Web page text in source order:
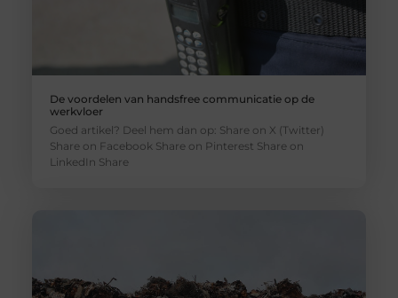
De voordelen van handsfree communicatie op de
werkvloer
Goed artikel? Deel hem dan op: Share on X (Twitter)
Share on Facebook Share on Pinterest Share on
LinkedIn Share